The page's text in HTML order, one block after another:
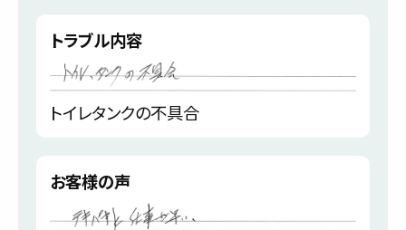
トラブル内容
トイレタンクの不具合
お客様の声